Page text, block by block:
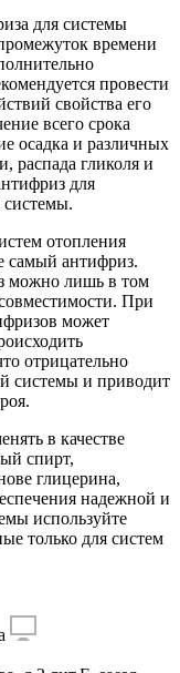
для системы
времени
провести
свойства его
всего срока
осадка и различных
распада гликоля и
для
системы.
отопления
самый антифриз.
можно лишь в том
При
может
отрицательно
системы и приводит
в качестве
спирт,
глицерина,
надежной и
используйте
только для систем